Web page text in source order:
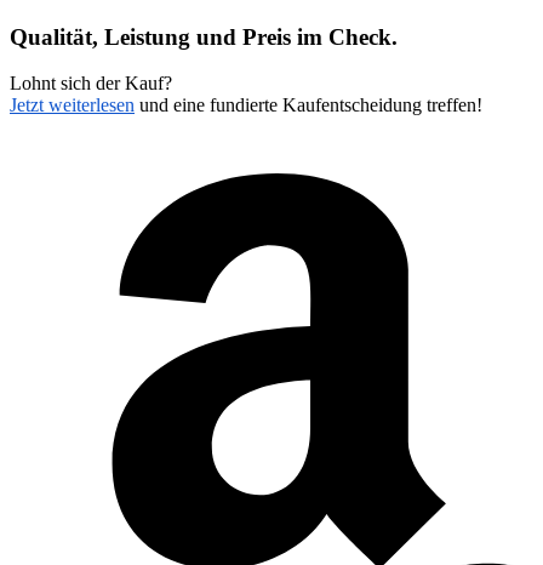
Qualität, Leistung und Preis im Check.
Lohnt sich der Kauf?
Jetzt weiterlesen und eine fundierte Kaufentscheidung treffen!